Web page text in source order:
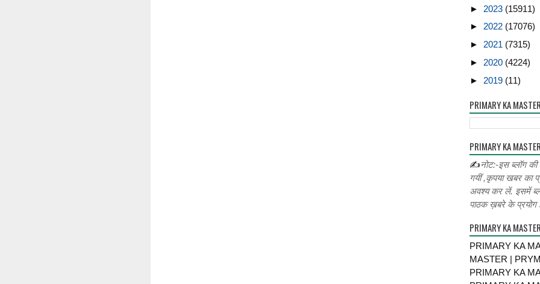
► 2023 (15911)
► 2022 (17076)
► 2021 (7315)
► 2020 (4224)
► 2019 (11)
PRIMARY KA
PRIMARY KA
✍नोट:-इस ब्लॉग
गयीं ,कृपया खबर का
अवश्य कर लें. इसमें
पाठक ख़बरे के प्रयोग
PRIMARY KA MASTER
PRIMARY KA
MASTER |
PRIMARY KA